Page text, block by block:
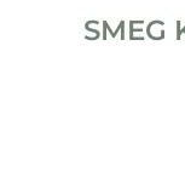
SMEG